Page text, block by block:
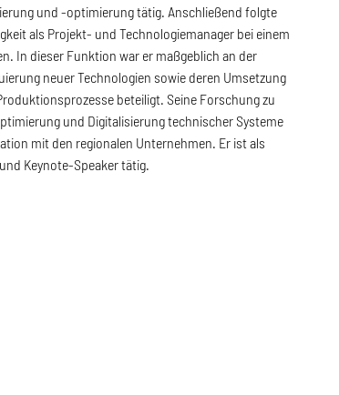
und -optimierung tätig. Anschließend folgte
als Projekt- und Technologiemanager bei einem
In dieser Funktion war er maßgeblich an der
neuer Technologien sowie deren Umsetzung
beteiligt. Seine Forschung zu
und Digitalisierung technischer Systeme
mit den regionalen Unternehmen. Er ist als
Keynote-Speaker tätig.